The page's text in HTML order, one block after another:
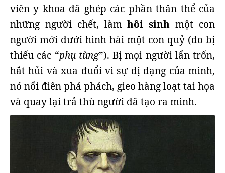
viên y khoa đã ghép các phần thân thể của
những người chết, làmhồi sinh một con
người mới dưới hình hài một con quỷ (do bị
thiếu các “phụ tùng”). Bị mọi người lẩn trốn,
hắt hủi và xua đuổi vì sự dị dạng của mình,
nó nổi điên phá phách, gieo hàng loạt tai họa
và quay lại trả thù người đã tạo ra mình.